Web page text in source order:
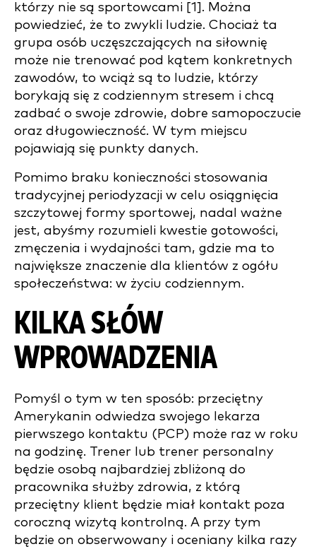
którzy nie są sportowcami [1]. Można
powiedzieć, że to zwykli ludzie. Chociaż ta
grupa osób uczęszczających na siłownię
może nie trenować pod kątem konkretnych
zawodów, to wciąż są to ludzie, którzy
borykają się z codziennym stresem i chcą
zadbać o swoje zdrowie, dobre samopoczucie
oraz długowieczność. W tym miejscu
pojawiają się punkty danych.
Pomimo braku konieczności stosowania
tradycyjnej periodyzacji w celu osiągnięcia
szczytowej formy sportowej, nadal ważne
jest, abyśmy rozumieli kwestie gotowości,
zmęczenia i wydajności tam, gdzie ma to
największe znaczenie dla klientów z ogółu
społeczeństwa: w życiu codziennym.
KILKA SŁÓW
WPROWADZENIA
Pomyśl o tym w ten sposób: przeciętny
Amerykanin odwiedza swojego lekarza
pierwszego kontaktu (PCP) może raz w roku
na godzinę. Trener lub trener personalny
będzie osobą najbardziej zbliżoną do
pracownika służby zdrowia, z którą
przeciętny klient będzie miał kontakt poza
coroczną wizytą kontrolną. A przy tym
będzie on obserwowany i oceniany kilka razy